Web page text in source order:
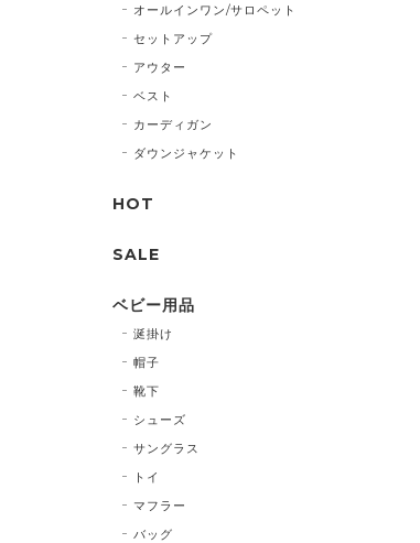
オールインワン/サロペット
セットアップ
アウター
ベスト
カーディガン
ダウンジャケット
HOT
SALE
ベビー用品
涎掛け
帽子
靴下
シューズ
サングラス
トイ
マフラー
バッグ